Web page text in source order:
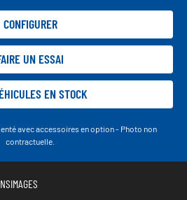
CONFIGURER
UN ESSAI
EN STOCK
avec accessoires en option - Photo non
contractuelle.
IMAGES